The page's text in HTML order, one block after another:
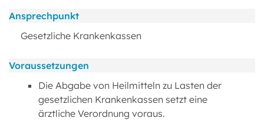
Ansprechpunkt
Gesetzliche Krankenkassen
Voraussetzungen
Die Abgabe von Heilmitteln zu Lasten der
gesetzlichen Krankenkassen setzt eine
ärztliche Verordnung voraus.